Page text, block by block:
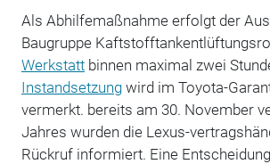
Als Abhilfemaßnahme erfolgt der
Baugruppe
Werkstattbinnen maximal zwei
Instandsetzungwird im Toyota-
vermerkt. bereits am 30. November
Jahres wurden die Lexus-
Rückruf informiert. Eine